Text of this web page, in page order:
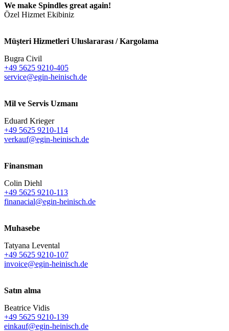
We make Spindles great again!
Özel Hizmet Ekibiniz
Müşteri Hizmetleri Uluslararası / Kargolama
Bugra Civil
+49 5625 9210-405
service@egin-heinisch.de
Mil ve Servis Uzmanı
Eduard Krieger
+49 5625 9210-114
verkauf@egin-heinisch.de
Finansman
Colin Diehl
+49 5625 9210-113
finanacial@egin-heinisch.de
Muhasebe
Tatyana Levental
+49 5625 9210-107
invoice@egin-heinisch.de
Satın alma
Beatrice Vidis
+49 5625 9210-139
einkauf@egin-heinisch.de